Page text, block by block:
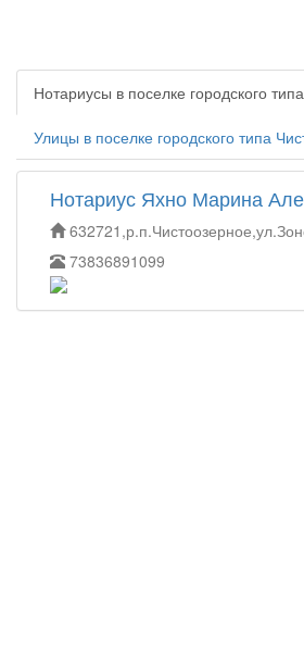
Нотариусы в поселке городского
Улицы в поселке городского типа
Нотариус Яхно Марина
73836891099